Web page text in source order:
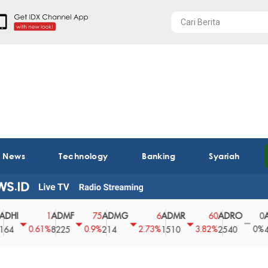
Technology Banking Syariah
0.61%
ADMF
8225
75
0.9%
ADMG
214
2.73%
ADMR
1510
60
3.82%
ADRO
2540
0
0%
AEGS